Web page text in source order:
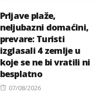
Prljave plaže,
neljubazni domaćini,
prevare: Turisti
izglasali 4 zemlje u
koje se ne bi vratili ni
besplatno
Posted
07/08/2026